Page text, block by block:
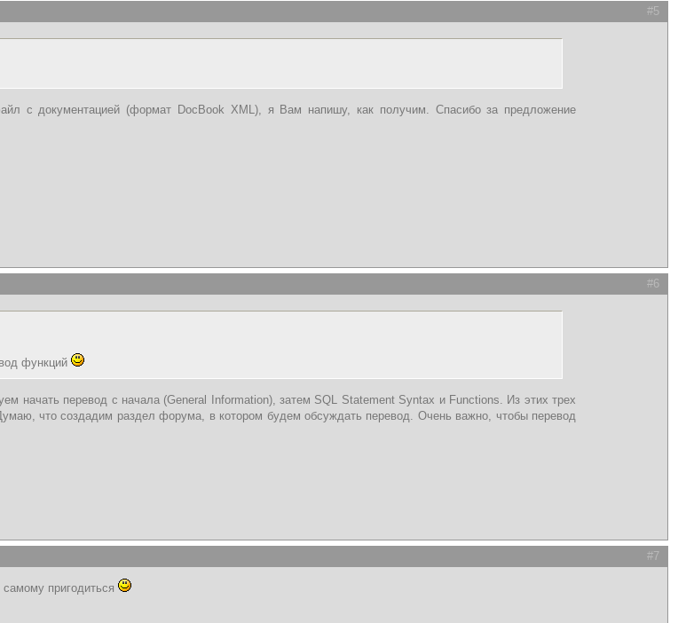
#5
с документацией (формат DocBook XML), я Вам напишу, как получим. Спасибо за предложение
#6
функций
начать перевод с начала (General Information), затем SQL Statement Syntax и Functions. Из этих трех
что создадим раздел форума, в котором будем обсуждать перевод. Очень важно, чтобы перевод
#7
пригодиться